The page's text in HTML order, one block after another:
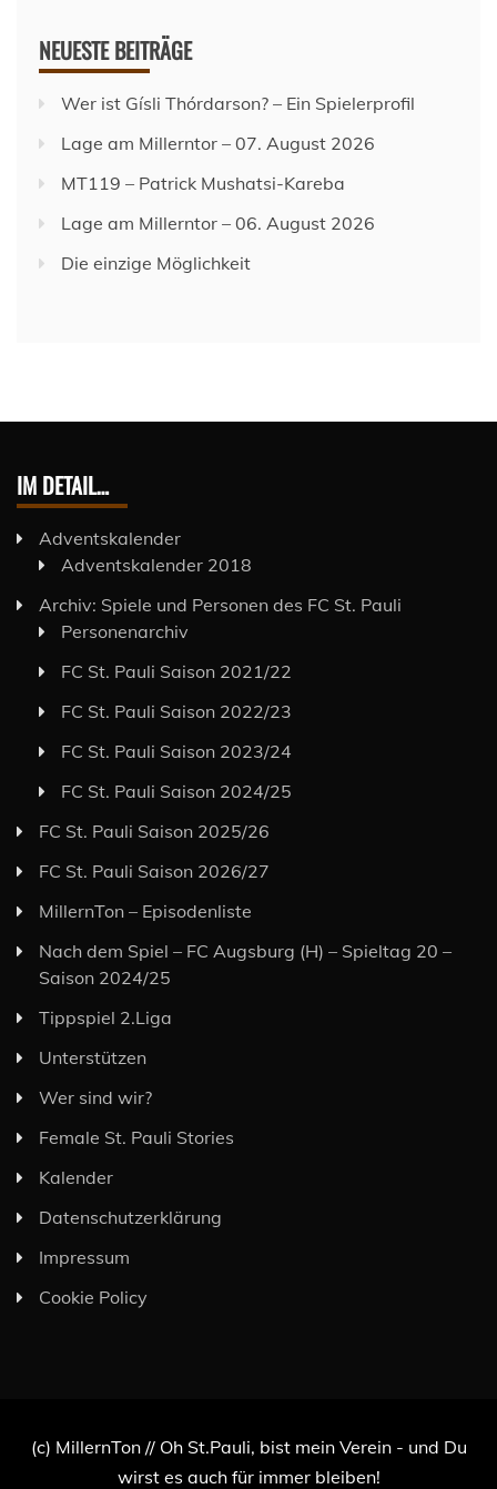
NEUESTE BEITRÄGE
Wer ist Gísli Thórdarson? – Ein Spielerprofil
Lage am Millerntor – 07. August 2026
MT119 – Patrick Mushatsi-Kareba
Lage am Millerntor – 06. August 2026
Die einzige Möglichkeit
IM DETAIL…
Adventskalender
Adventskalender 2018
Archiv: Spiele und Personen des FC St. Pauli
Personenarchiv
FC St. Pauli Saison 2021/22
FC St. Pauli Saison 2022/23
FC St. Pauli Saison 2023/24
FC St. Pauli Saison 2024/25
FC St. Pauli Saison 2025/26
FC St. Pauli Saison 2026/27
MillernTon – Episodenliste
Nach dem Spiel – FC Augsburg (H) – Spieltag 20 –
Saison 2024/25
Tippspiel 2.Liga
Unterstützen
Wer sind wir?
Female St. Pauli Stories
Kalender
Datenschutzerklärung
Impressum
Cookie Policy
(c) MillernTon // Oh St.Pauli, bist mein Verein - und Du
wirst es auch für immer bleiben!